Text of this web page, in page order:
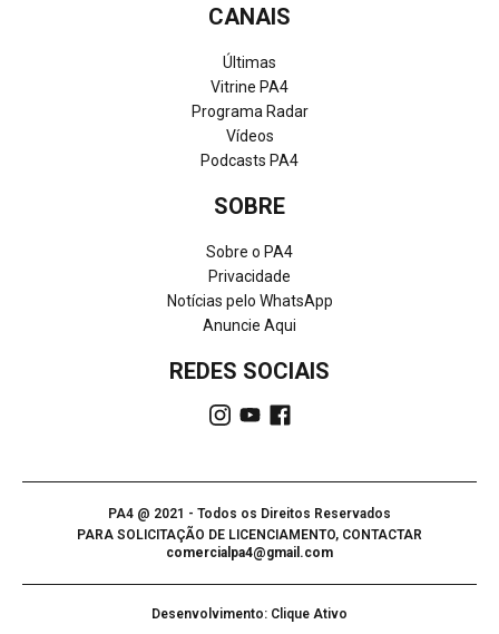
CANAIS
Últimas
Vitrine PA4
Programa Radar
Vídeos
Podcasts PA4
SOBRE
Sobre o PA4
Privacidade
Notícias pelo WhatsApp
Anuncie Aqui
REDES SOCIAIS
PA4 @ 2021 - Todos os Direitos Reservados
PARA SOLICITAÇÃO DE LICENCIAMENTO, CONTACTAR
comercialpa4@gmail.com
Desenvolvimento: Clique Ativo